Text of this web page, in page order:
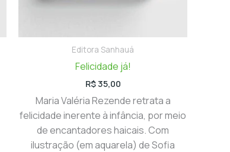
Editora Sanhauá
Felicidade já!
R$35,00
Maria Valéria Rezende retrata a
felicidade inerente à infância, por meio
de encantadores haicais. Com
ilustração (em aquarela) de Sofia